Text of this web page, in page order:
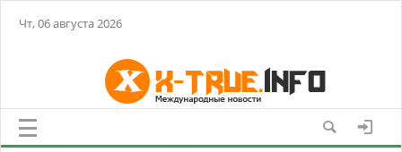
Чт, 06 августа 2026